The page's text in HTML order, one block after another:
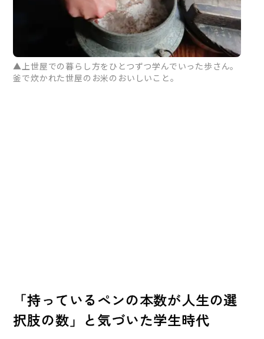
▲上世屋での暮らし方をひとつずつ学んでいった歩さん。
釜で炊かれた世屋のお米のおいしいこと。
「持っているペンの本数が人生の選
択肢の数」と気づいた学生時代